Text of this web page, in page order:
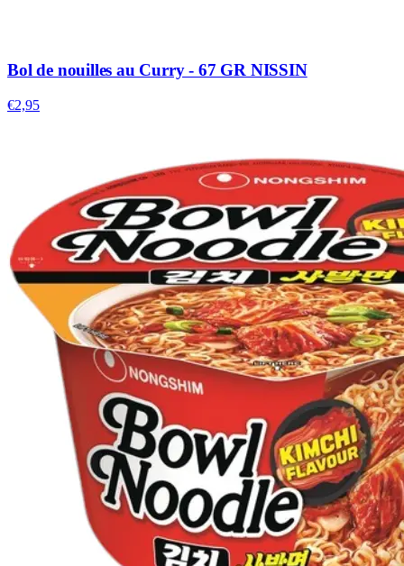
Bol de nouilles au Curry - 67 GR NISSIN
€2,95